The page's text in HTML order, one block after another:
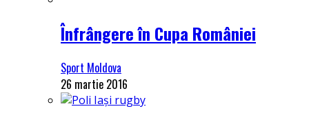
Înfrângere în Cupa României
Sport Moldova
26 martie 2016